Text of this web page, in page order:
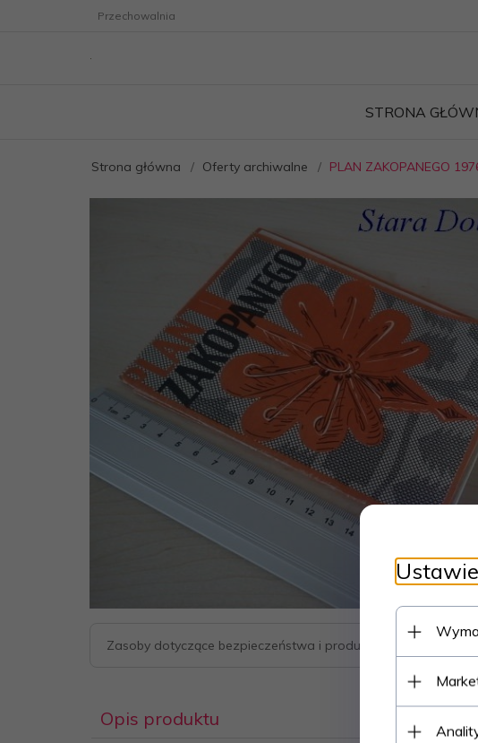
Przechowalnia
STRONA
Strona główna Oferty archiwalne PLAN ZAKOPANEGO
Zasoby dotyczące bezpieczeństwa i produktów
Opis produktu